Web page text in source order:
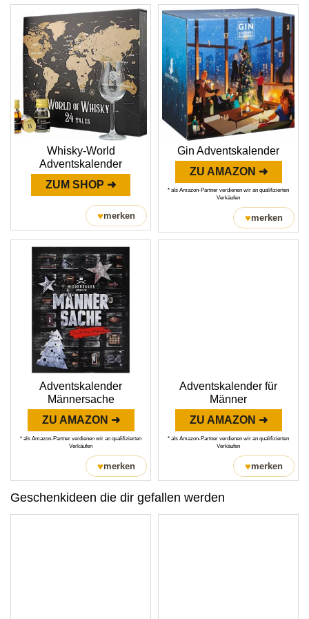
Whisky-World
Adventskalender
ZUM SHOP ➜
♥merken
Gin Adventskalender
ZU AMAZON ➜
* als Amazon-Partner verdienen wir an qualifizierten
Verkäufen
♥merken
Adventskalender
Männersache
ZU AMAZON ➜
* als Amazon-Partner verdienen wir an qualifizierten
Verkäufen
♥merken
Adventskalender für
Männer
ZU AMAZON ➜
* als Amazon-Partner verdienen wir an qualifizierten
Verkäufen
♥merken
Geschenkideen die dir gefallen werden